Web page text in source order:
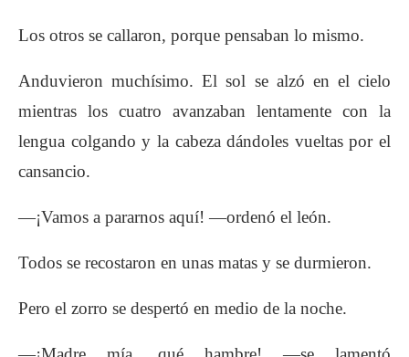
Los otros se callaron, porque pensaban lo mismo.
Anduvieron muchísimo. El sol se alzó en el cielo
mientras los cuatro avanzaban lentamente con la
lengua colgando y la cabeza dándoles vueltas por el
cansancio.
—¡Vamos a pararnos aquí! —ordenó el león.
Todos se recostaron en unas matas y se durmieron.
Pero el zorro se despertó en medio de la noche.